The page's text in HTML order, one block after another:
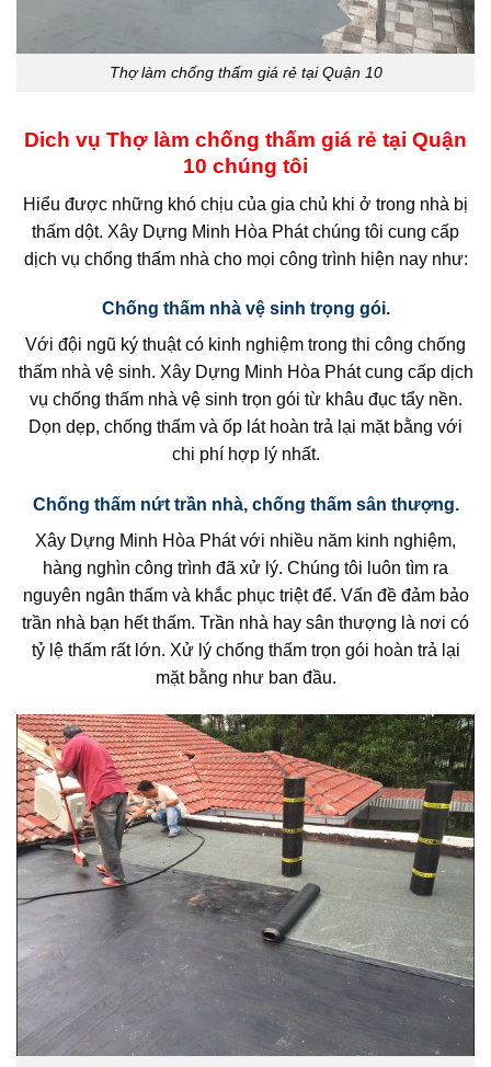
Thợ làm chống thấm giá rẻ tại Quận 10
Dich vụ Thợ làm chống thấm giá rẻ tại Quận
10 chúng tôi
Hiểu được những khó chịu của gia chủ khi ở trong nhà bị
thấm dột. Xây Dựng Minh Hòa Phát chúng tôi cung cấp
dịch vụ chống thấm nhà cho mọi công trình hiện nay như:
Chống thấm nhà vệ sinh trọng gói.
Với đội ngũ ký thuật có kinh nghiệm trong thi công chống
thấm nhà vệ sinh. Xây Dựng Minh Hòa Phát cung cấp dịch
vụ chống thấm nhà vệ sinh trọn gói từ khâu đục tẩy nền.
Dọn dẹp, chống thấm và ốp lát hoàn trả lại mặt bằng với
chi phí hợp lý nhất.
Chống thấm nứt trần nhà, chống thấm sân thượng.
Xây Dựng Minh Hòa Phát với nhiều năm kinh nghiệm,
hàng nghìn công trình đã xử lý. Chúng tôi luôn tìm ra
nguyên ngân thấm và khắc phục triệt để. Vấn đề đảm bảo
trần nhà bạn hết thấm. Trần nhà hay sân thượng là nơi có
tỷ lệ thấm rất lớn. Xử lý chống thấm trọn gói hoàn trả lại
mặt bằng như ban đầu.